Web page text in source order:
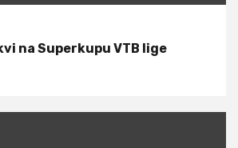
na Superkupu VTB lige